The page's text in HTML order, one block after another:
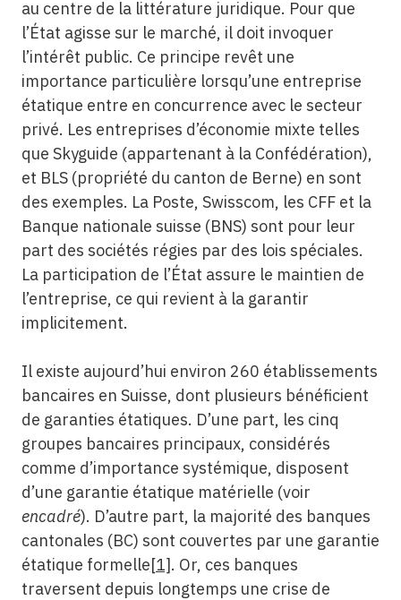
au centre de la littérature juridique. Pour que
l’État agisse sur le marché, il doit invoquer
l’intérêt public. Ce principe revêt une
importance particulière lorsqu’une entreprise
étatique entre en concurrence avec le secteur
privé. Les entreprises d’économie mixte telles
que Skyguide (appartenant à la Confédération),
et BLS (propriété du canton de Berne) en sont
des exemples. La Poste, Swisscom, les CFF et la
Banque nationale suisse (BNS) sont pour leur
part des sociétés régies par des lois spéciales.
La participation de l’État assure le maintien de
l’entreprise, ce qui revient à la garantir
implicitement.
Il existe aujourd’hui environ 260 établissements
bancaires en Suisse, dont plusieurs bénéficient
de garanties étatiques. D’une part, les cinq
groupes bancaires principaux, considérés
comme d’importance systémique, disposent
d’une garantie étatique matérielle (voir
encadré). D’autre part, la majorité des banques
cantonales (BC) sont couvertes par une garantie
étatique formelle[1]. Or, ces banques
traversent depuis longtemps une crise de